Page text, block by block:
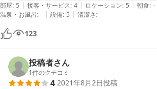
部屋: 5 | 接客・サービス: 4 | ロケーション: 5 | 朝食: -
温泉・お風呂: - | 設備: 5 | 清潔さ: -
123
投稿者さん
1件のクチコミ
4 2021年8月2日投稿